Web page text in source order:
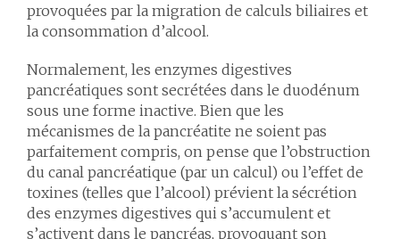
provoquées par la migration de calculs biliaires et
la consommation d’alcool.
Normalement, les enzymes digestives
pancréatiques sont secrétées dans le duodénum
sous une forme inactive. Bien que les
mécanismes de la pancréatite ne soient pas
parfaitement compris, on pense que l’obstruction
du canal pancréatique (par un calcul) ou l’effet de
toxines (telles que l’alcool) prévient la sécrétion
des enzymes digestives qui s’accumulent et
s’activent dans le pancréas, provoquant son